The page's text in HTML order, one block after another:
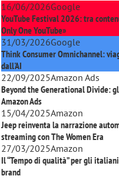
16/06/2026Google
YouTube Festival 2026: tra
Only One YouTube»
31/03/2026Google
Think Consumer Omnichannel:
dall'AI
22/09/2025Amazon Ads
Beyond the Generational Divide:
Amazon Ads
15/04/2025Amazon
Jeep reinventa la narrazione
streaming conThe Women Era
27/03/2025Amazon
Il “Tempo di qualità” per gli
brand